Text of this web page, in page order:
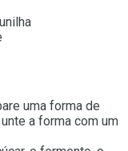
uma forma de
a forma com um